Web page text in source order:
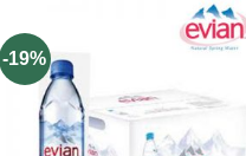
-19%